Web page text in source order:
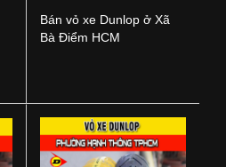
Bán vỏ xe Dunlop ở Xã
Bà Điểm HCM